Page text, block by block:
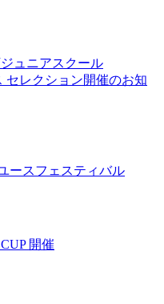
ュニアスクール
セレクション開催のお知
ースフェスティバル
開催